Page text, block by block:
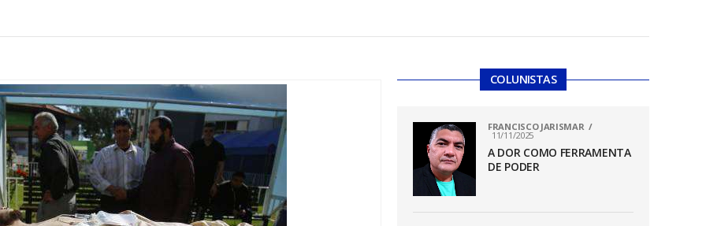
COLUNISTAS
FRANCISCO JARISMAR
11/11/2025
A DOR COMO FERRAMENTA
DE PODER